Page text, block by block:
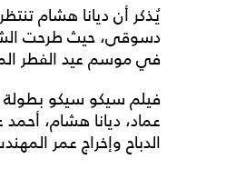
يُذكر أن ديانا هشام
دسوقى، حيث طرحت
في موسم عيد الفطر
فيلم سيكو سيكو
عماد، ديانا هشام،
الدباح وإخراج عمر